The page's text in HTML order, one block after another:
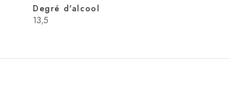
Degré d'alcool
13,5